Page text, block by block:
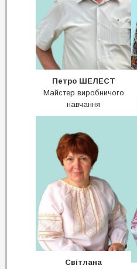
Петро ШЕЛЕСТ
Майстер виробничого
навчання
Світлана